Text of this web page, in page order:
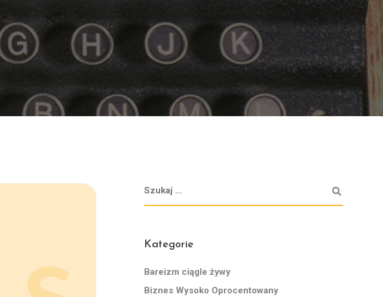
Kategorie
Bareizm ciągle żywy
Biznes Wysoko Oprocentowany